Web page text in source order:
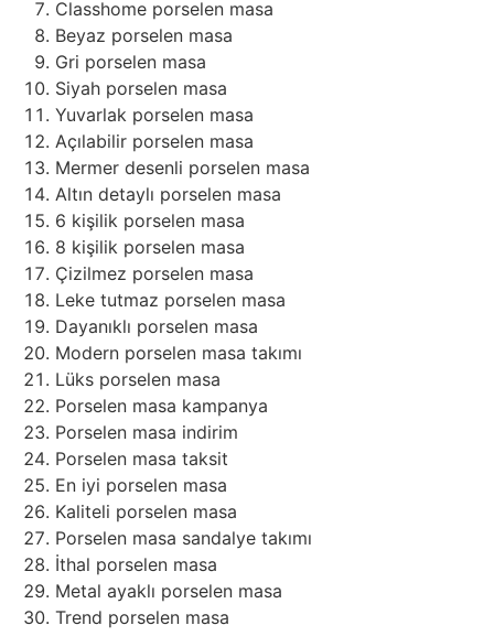
Classhome porselen masa
Beyaz porselen masa
Gri porselen masa
Siyah porselen masa
Yuvarlak porselen masa
Açılabilir porselen masa
Mermer desenli porselen masa
Altın detaylı porselen masa
6 kişilik porselen masa
8 kişilik porselen masa
Çizilmez porselen masa
Leke tutmaz porselen masa
Dayanıklı porselen masa
Modern porselen masa takımı
Lüks porselen masa
Porselen masa kampanya
Porselen masa indirim
Porselen masa taksit
En iyi porselen masa
Kaliteli porselen masa
Porselen masa sandalye takımı
İthal porselen masa
Metal ayaklı porselen masa
Trend porselen masa